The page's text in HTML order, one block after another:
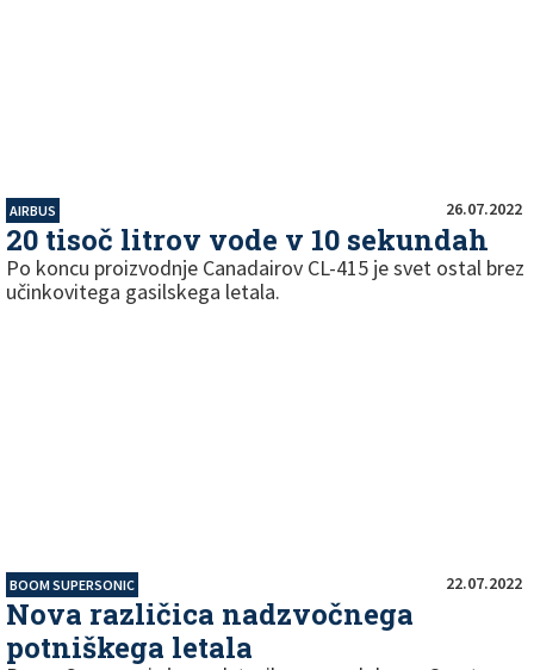
AIRBUS 26.07.2022
20 tisoč litrov vode v 10 sekundah
Po koncu proizvodnje Canadairov CL-415 je svet ostal brez
učinkovitega gasilskega letala.
BOOM SUPERSONIC 22.07.2022
Nova različica nadzvočnega
potniškega letala